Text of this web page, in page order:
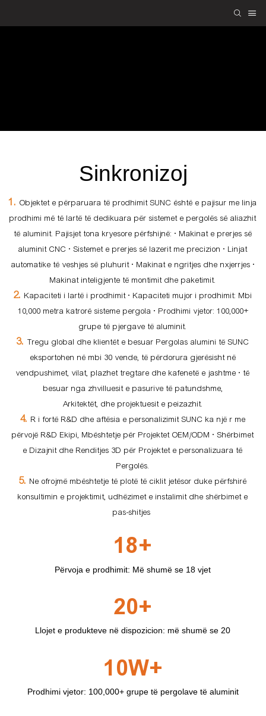
Sinkronizoj
1. Objektet e përparuara të prodhimit SUNC është e pajisur me linja
prodhimi më të lartë të dedikuara për sistemet e pergolës së aliazhit
të aluminit. Pajisjet tona kryesore përfshijnë: • Makinat e prerjes së
aluminit CNC • Sistemet e prerjes së lazerit me precizion • Linjat
automatike të veshjes së pluhurit • Makinat e ngritjes dhe nxjerrjes •
Makinat inteligjente të montimit dhe paketimit.
2. Kapaciteti i lartë i prodhimit • Kapaciteti mujor i prodhimit: Mbi
10,000 metra katrorë sisteme pergola • Prodhimi vjetor: 100,000+
grupe të pjergave të aluminit.
3. Tregu global dhe klientët e besuar Pergolas alumini të SUNC
eksportohen në mbi 30 vende, të përdorura gjerësisht në
vendpushimet, vilat, plazhet tregtare dhe kafenetë e jashtme • të
besuar nga zhvilluesit e pasurive të patundshme,
Arkitektët, dhe projektuesit e peizazhit.
4.R i fortë R&D dhe aftësia e personalizimit SUNC ka një r me
përvojë R&D Ekipi, Mbështetje për Projektet OEM/ODM • Shërbimet
e Dizajnit dhe Renditjes 3D për Projektet e personalizuara të
Pergolës.
5.Ne ofrojmë mbështetje të plotë të ciklit jetësor duke përfshirë
konsultimin e projektimit, udhëzimet e instalimit dhe shërbimet e
pas-shitjes
18+
Përvoja e prodhimit: Më shumë se 18 vjet
20+
Llojet e produkteve në dispozicion: më shumë se 20
10W+
Prodhimi vjetor: 100,000+ grupe të pergolave ​​të aluminit